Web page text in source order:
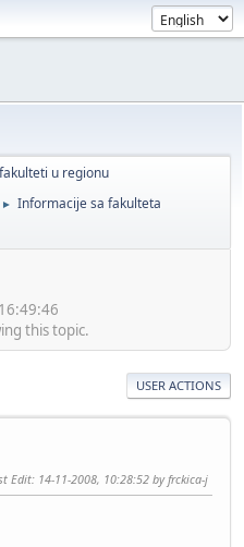
u regionu
► Informacije sa fakulteta
this topic.
USER ACTIONS
Edit: 14-11-2008, 10:28:52 by frckica-j